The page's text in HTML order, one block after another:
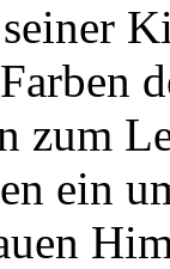
zum
ein